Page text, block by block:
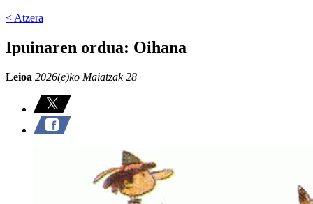
< Atzera
Ipuinaren ordua: Oihana
Leioa 2026(e)ko Maiatzak 28